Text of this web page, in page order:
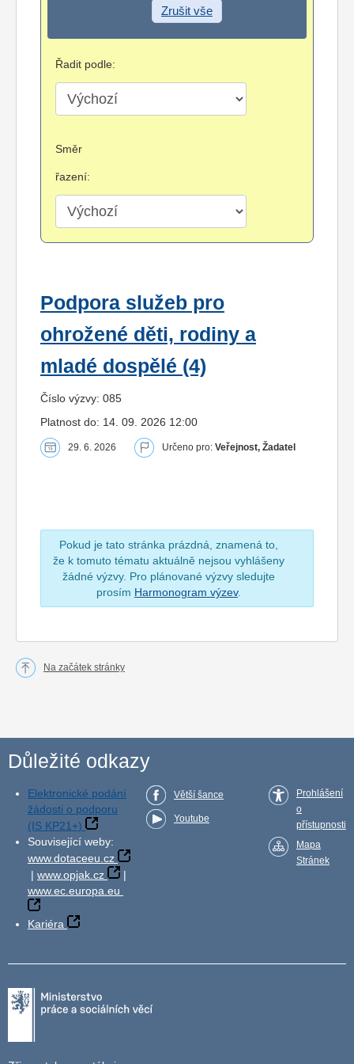
Zrušit vše
Řadit podle:
Směr
řazení:
Podpora služeb pro
ohrožené děti, rodiny a
mladé dospělé (4)
Číslo výzvy: 085
Platnost do: 14. 09. 2026 12:00
29. 6. 2026 Určeno pro: Veřejnost, Žadatel
Pokud je tato stránka prázdná, znamená to,
že k tomuto tématu aktuálně nejsou vyhlášeny
žádné výzvy. Pro plánované výzvy sledujte
prosím Harmonogram výzev.
Na začátek stránky
Důležité odkazy
Elektronické podání
žádosti o podporu
(IS KP21+)
Související weby:
www.dotaceeu.cz
| www.opjak.cz
|
www.ec.europa.eu
Kariéra
Větší šance
Youtube
Prohlášení
o
přístupnosti
Mapa
Stránek